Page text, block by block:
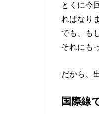
とくに今
ればなり
でも、も
それにも
だから、
国際線